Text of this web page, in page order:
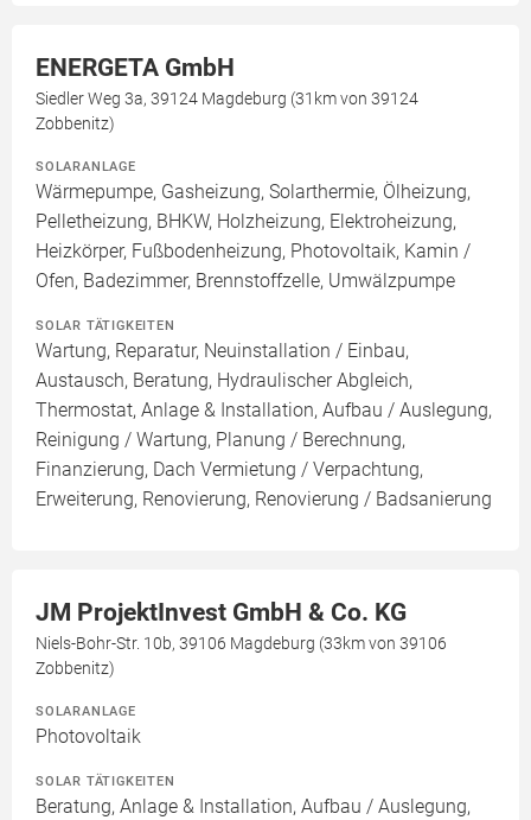
ENERGETA GmbH
Siedler Weg 3a, 39124 Magdeburg (31km von 39124
Zobbenitz)
SOLARANLAGE
Wärmepumpe, Gasheizung, Solarthermie, Ölheizung,
Pelletheizung, BHKW, Holzheizung, Elektroheizung,
Heizkörper, Fußbodenheizung, Photovoltaik, Kamin /
Ofen, Badezimmer, Brennstoffzelle, Umwälzpumpe
SOLAR TÄTIGKEITEN
Wartung, Reparatur, Neuinstallation / Einbau,
Austausch, Beratung, Hydraulischer Abgleich,
Thermostat, Anlage & Installation, Aufbau / Auslegung,
Reinigung / Wartung, Planung / Berechnung,
Finanzierung, Dach Vermietung / Verpachtung,
Erweiterung, Renovierung, Renovierung / Badsanierung
JM ProjektInvest GmbH & Co. KG
Niels-Bohr-Str. 10b, 39106 Magdeburg (33km von 39106
Zobbenitz)
SOLARANLAGE
Photovoltaik
SOLAR TÄTIGKEITEN
Beratung, Anlage & Installation, Aufbau / Auslegung,